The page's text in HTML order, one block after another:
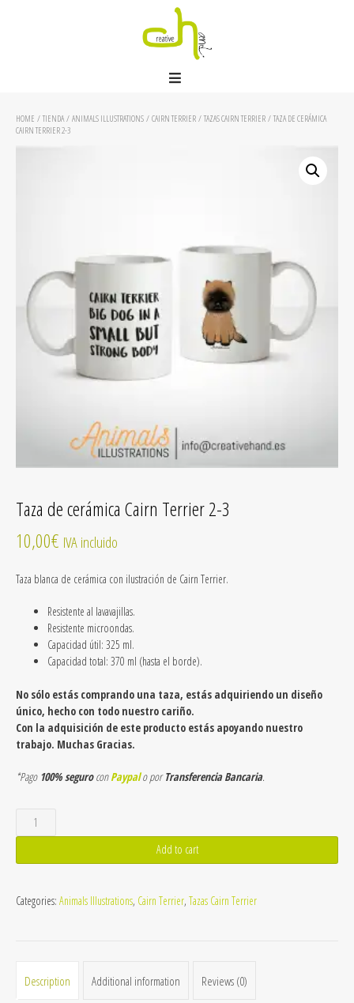
HOME / TIENDA/ ANIMALS ILLUSTRATIONS / CAIRN TERRIER / TAZAS CAIRN TERRIER / TAZA DE CERÁMICA
CAIRN TERRIER 2-3
Taza de cerámica Cairn Terrier 2-3
10,00€ IVA incluido
Taza blanca de cerámica con ilustración de Cairn Terrier.
Resistente al lavavajillas.
Resistente microondas.
Capacidad útil: 325 ml.
Capacidad total: 370 ml (hasta el borde).
No sólo estás comprando una taza, estás adquiriendo un diseño
único, hecho con todo nuestro cariño.
Con la adquisición de este producto estás apoyando nuestro
trabajo. Muchas Gracias.
*Pago 100% seguroconPaypalo porTransferencia Bancaria.
de
Cairn
2-
Add to cart
Categories: Animals Illustrations, Cairn Terrier, Tazas Cairn Terrier
Description Additional information Reviews (0)